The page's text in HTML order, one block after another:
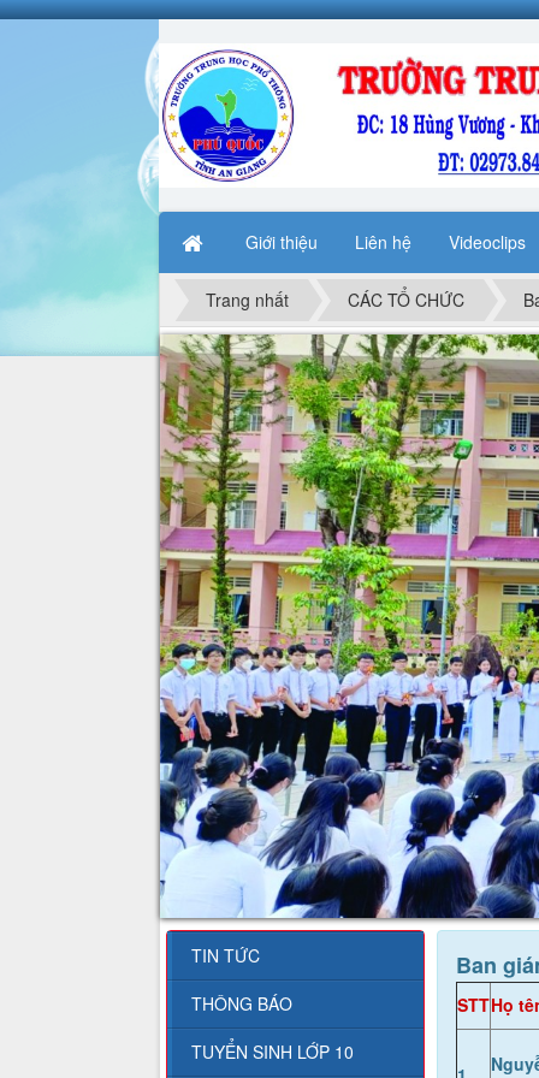
Giới thiệu Liên hệ Videoclips
Trang nhất CÁC TỔ CHỨC
Ban
STTHọ
TIN TỨC
THÔNG BÁO
TUYỂN SINH LỚP 10